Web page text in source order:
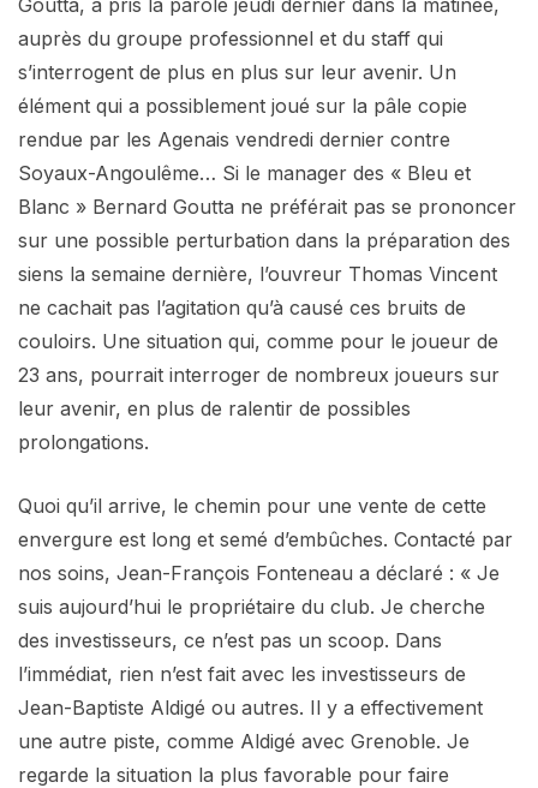
auprès du groupe professionnel et du staff qui
s’interrogent de plus en plus sur leur avenir. Un
élément qui a possiblement joué sur la pâle copie
rendue par les Agenais vendredi dernier contre
Soyaux-Angoulême… Si le manager des « Bleu et
Blanc » Bernard Goutta ne préférait pas se prononcer
sur une possible perturbation dans la préparation des
siens la semaine dernière, l’ouvreur Thomas Vincent
ne cachait pas l’agitation qu’à causé ces bruits de
couloirs. Une situation qui, comme pour le joueur de
23 ans, pourrait interroger de nombreux joueurs sur
leur avenir, en plus de ralentir de possibles
prolongations.
Quoi qu’il arrive, le chemin pour une vente de cette
envergure est long et semé d’embûches. Contacté par
nos soins, Jean-François Fonteneau a déclaré : « Je
suis aujourd’hui le propriétaire du club. Je cherche
des investisseurs, ce n’est pas un scoop. Dans
l’immédiat, rien n’est fait avec les investisseurs de
Jean-Baptiste Aldigé ou autres. Il y a effectivement
une autre piste, comme Aldigé avec Grenoble. Je
regarde la situation la plus favorable pour faire